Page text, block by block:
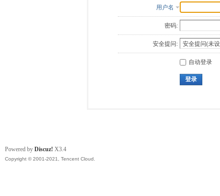
用户名
密码:
安全提问:
自动登录
登录
Powered by Discuz! X3.4
Copyright © 2001-2021, Tencent Cloud.